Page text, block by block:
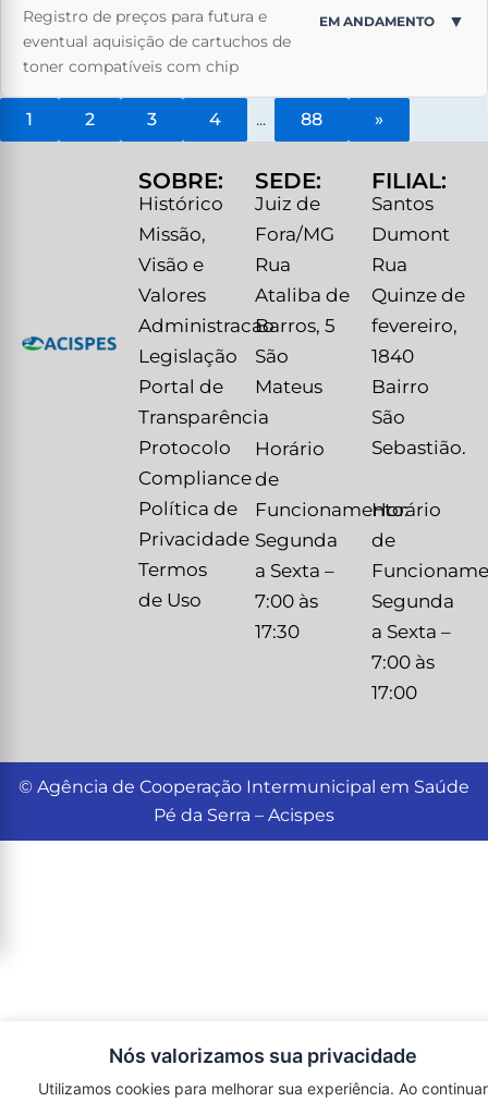
Registro de preços para futura e
eventual aquisição de cartuchos de
toner compatíveis com chip
EM ANDAMENTO ▼
1 2 3 4 ... 88 »
SOBRE:
Histórico
Missão,
Visão e
Valores
Administracao
Legislação
Portal de
Transparência
Protocolo
Compliance
Política de
Privacidade
Termos
de Uso
SEDE:
Juiz de
Fora/MG
Rua
Ataliba de
Barros, 5
São
Mateus
Horário
de
Funcionamento:
Segunda
a Sexta –
7:00 às
17:30
FILIAL:
Santos
Dumont
Rua
Quinze de
fevereiro,
1840
Bairro
São
Sebastião.
Horário
de
Segunda
a Sexta –
7:00 às
17:00
© Agência de Cooperação Intermunicipal em Saúde
Pé da Serra – Acispes
Nós valorizamos sua privacidade
Utilizamos cookies para melhorar sua experiência. Ao continuar